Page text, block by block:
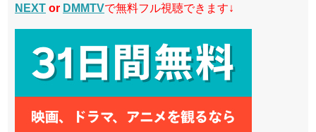
NEXT or DMMTVで無料フル視聴できます↓